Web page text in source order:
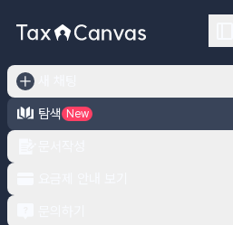
탐색
New